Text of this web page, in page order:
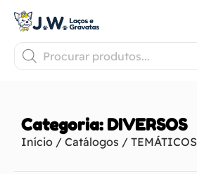
Categoria: DIVERSOS
Início / Catálogos / TEMÁTICOS